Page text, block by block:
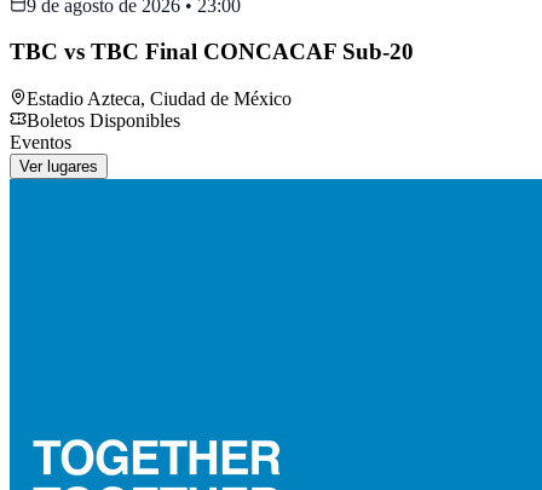
9 de agosto de 2026 • 23:00
TBC vs TBC Final CONCACAF Sub-20
Estadio Azteca, Ciudad de México
Boletos Disponibles
Eventos
Ver lugares